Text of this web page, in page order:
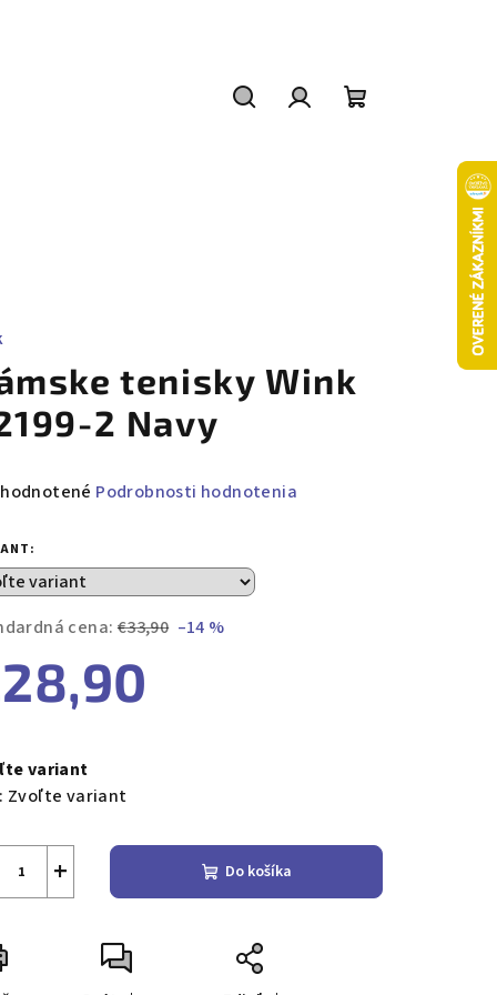
tenisky Wink
2 Navy
Podrobnosti hodnotenia
cena: €33,90 –14 %
variant
Zvoľte variant
+ Do košíka